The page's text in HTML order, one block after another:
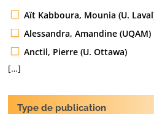
Aït Kabboura, Mounia (U.
Alessandra, Amandine (UQAM)
Anctil, Pierre (U. Ottawa)
[…]
Type de publication